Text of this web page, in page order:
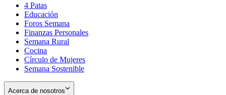
new
window
in
new
window
4 Patas
Educación
Foros Semana
Finanzas Personales
Semana Rural
Cocina
Círculo de Mujeres
Semana Sostenible
Acerca de nosotros